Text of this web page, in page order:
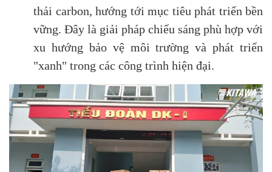
thải carbon, hướng tới mục tiêu phát triển bền
vững. Đây là giải pháp chiếu sáng phù hợp với
xu hướng bảo vệ môi trường và phát triển
"xanh" trong các công trình hiện đại.